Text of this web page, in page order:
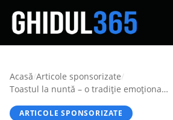
Acasă/Articole sponsorizate/
Toastul la nuntă – o tradiție emoționantă care trebuie pregătită cu atenție
ARTICOLE SPONSORIZATE